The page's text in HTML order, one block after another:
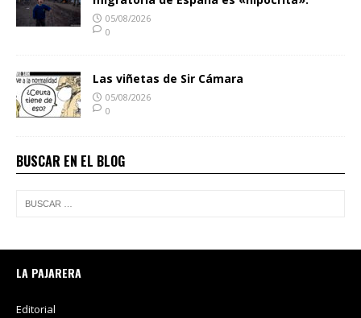
05/08/2026
0
Las viñetas de Sir Cámara
05/08/2026
0
BUSCAR EN EL BLOG
LA PAJARERA
Editorial